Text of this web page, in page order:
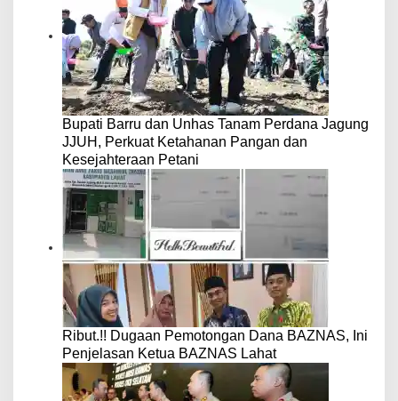
Bupati Barru dan Unhas Tanam Perdana Jagung
JJUH, Perkuat Ketahanan Pangan dan
Kesejahteraan Petani
Ribut.!! Dugaan Pemotongan Dana BAZNAS, Ini
Penjelasan Ketua BAZNAS Lahat